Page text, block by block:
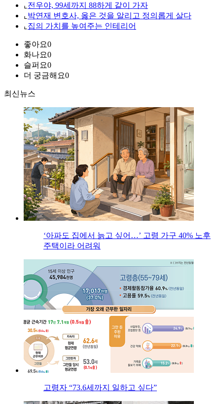
⌞ 전우야, 99세까지 88하게 같이 가자
⌞ 박연재 변호사, 옳은 것을 알리고 정의롭게 살다
⌞ 집의 가치를 높여주는 인테리어
좋아요0
화나요0
슬퍼요0
더 궁금해요0
최신뉴스
‘아파도 집에서 늙고 싶어…’ 고령 가구 40% 노후
주택이라 어려워
고령자 “73.6세까지 일하고 싶다”